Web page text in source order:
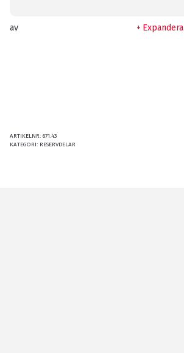
av Expandera
ARTIKELNR: 671.43
KATEGORI: RESERVDELAR